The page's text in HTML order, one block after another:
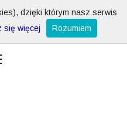
dzięki którym nasz serwis
się więcej Rozumiem